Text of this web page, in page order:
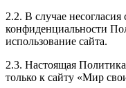
2.2. В случае
конфиденциальности
использование сайта.
2.3. Настоящая
только к сайту «Мир